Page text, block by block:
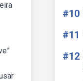
#10
#11
#12